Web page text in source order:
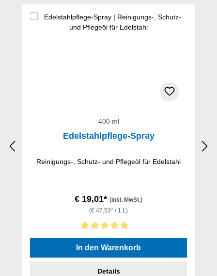
400 ml
Edelstahlpflege-Spray
Reinigungs-, Schutz- und Pflegeöl für Edelstahl
€ 19,01* (inkl. MwSt.)
(€ 47,53* / 1 L)
Durchschnittliche Bewertung von 5 von 5 Sternen
In den Warenkorb
Details